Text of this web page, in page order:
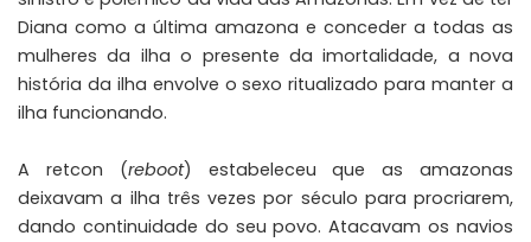
Diana como a última amazona e conceder a todas as
mulheres da ilha o presente da imortalidade, a nova
história da ilha envolve o sexo ritualizado para manter a
ilha funcionando.
A retcon (reboot) estabeleceu que as amazonas
deixavam a ilha três vezes por século para procriarem,
dando continuidade do seu povo. Atacavam os navios